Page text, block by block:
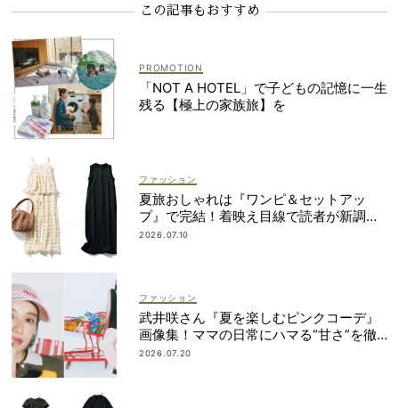
この記事もおすすめ
「NOT A HOTEL」で子どもの記憶に一生
残る【極上の家族旅】を
ファッション
夏旅おしゃれは『ワンピ＆セットアッ
プ』で完結！着映え目線で読者が新調し
たのは？
2026.07.10
ファッション
武井咲さん『夏を楽しむピンクコーデ』
画像集！ママの日常にハマる“甘さ”を徹
底ガイド
2026.07.20